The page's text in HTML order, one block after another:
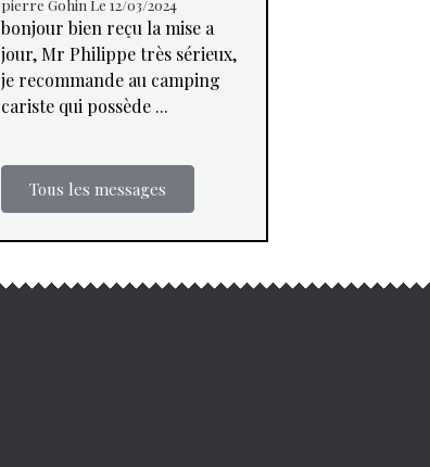
pierre Gohin Le 12/03/2024
bonjour bien reçu la mise a
jour, Mr Philippe très sérieux,
je recommande au camping
cariste qui possède ...
Tous les messages